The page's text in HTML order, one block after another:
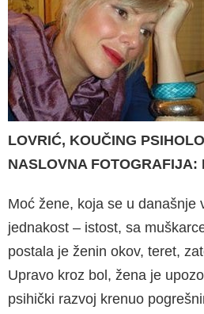
LOVRIĆ, KOUČING
NASLOVNA FOTOGRAFIJA:
Moć žene, koja se u da­našnje
jednakost – istost, sa
postala je ženin okov, teret,
Upravo kroz bol, žena je
psihički razvoj krenuo